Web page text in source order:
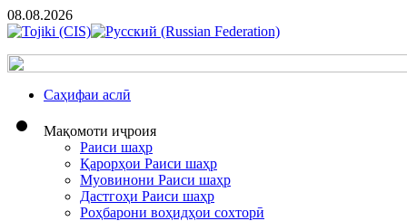
08.08.2026
Cаҳифаи аслӣ
Мақомоти иҷроия
Раиси шаҳр
Қарорҳои Раиси шаҳр
Муовинони Раиси шаҳр
Дастгоҳи Раиси шаҳр
Роҳбарони воҳидҳои сохторӣ